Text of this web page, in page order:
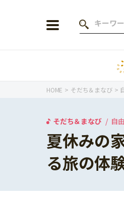
年齢から探す
HOME そだち＆まなび
そだち＆まなび 自
夏休みの
る旅の体